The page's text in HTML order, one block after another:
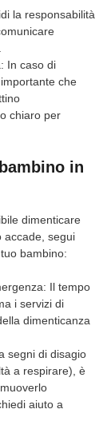
la responsabilità
In caso di
che
chiaro per
in
dimenticare
accade, segui
bambino:
Il tempo
i servizi di
dimenticanza
segni di disagio
a respirare), è
aiuto a